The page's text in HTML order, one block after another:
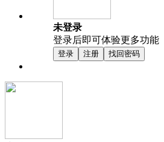
未登录
登录后即可体验更多功能
登录 注册 找回密码